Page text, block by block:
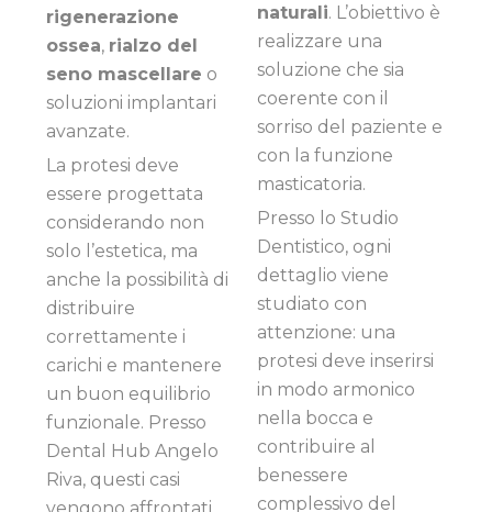
rigenerazione
ossea, rialzo del
seno mascellare o
soluzioni implantari
avanzate.
La protesi deve
essere progettata
considerando non
solo l’estetica, ma
anche la possibilità di
distribuire
correttamente i
carichi e mantenere
un buon equilibrio
funzionale. Presso
Dental Hub Angelo
Riva, questi casi
vengono affrontati
naturali. L’obiettivo è
realizzare una
soluzione che sia
coerente con il
sorriso del paziente e
con la funzione
masticatoria.
Presso lo Studio
Dentistico, ogni
dettaglio viene
studiato con
attenzione: una
protesi deve inserirsi
in modo armonico
nella bocca e
contribuire al
benessere
complessivo del